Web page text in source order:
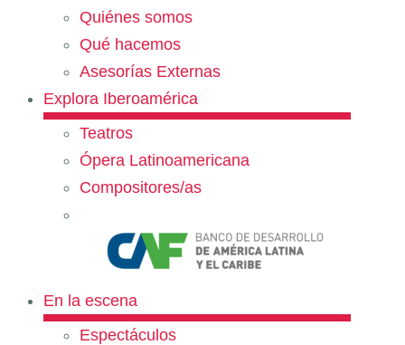
Quiénes somos
Qué hacemos
Asesorías Externas
Explora Iberoamérica
Teatros
Ópera Latinoamericana
Compositores/as
En la escena
Espectáculos